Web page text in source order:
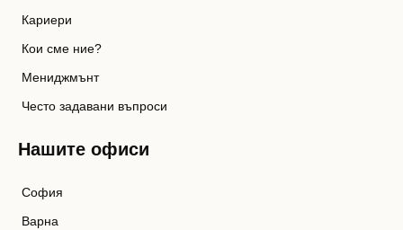
Кариери
Кои сме ние?
Мениджмънт
Често задавани въпроси
Нашите офиси
София
Варна